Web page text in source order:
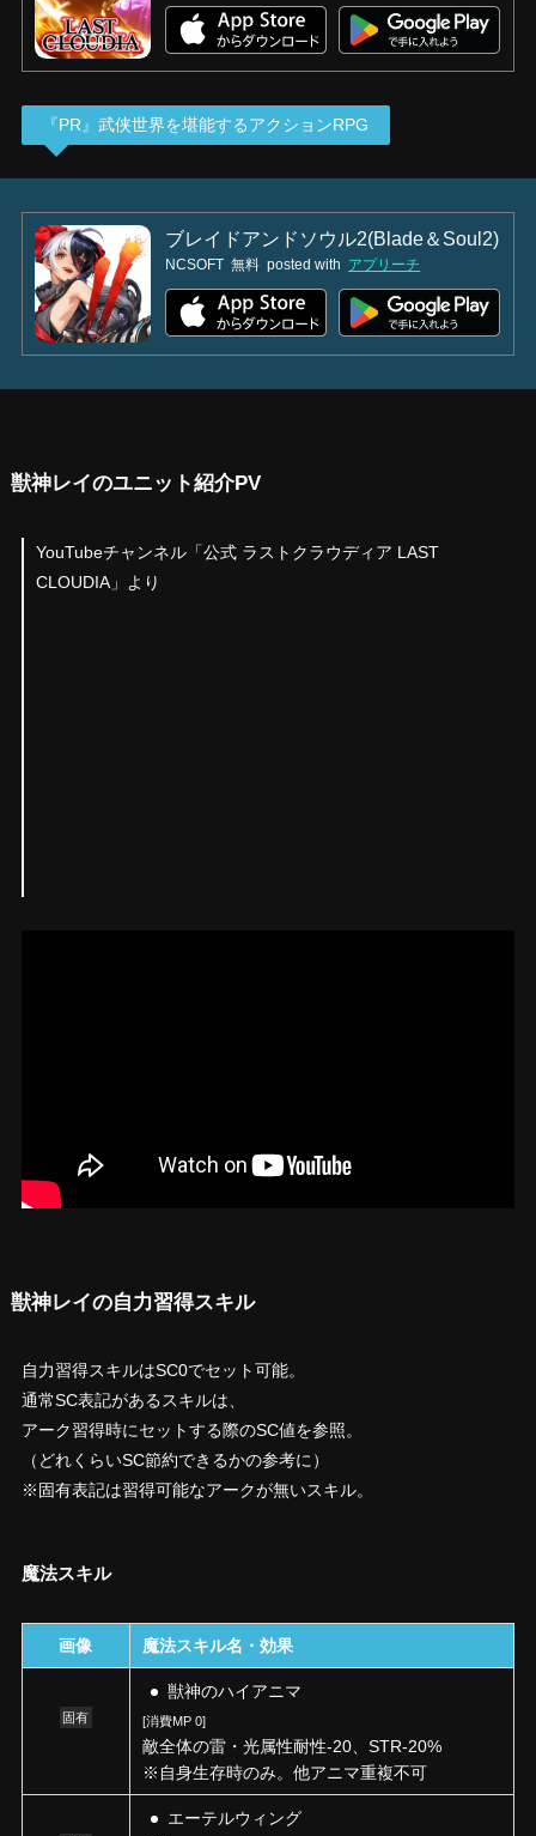
『PR』武侠世界を堪能するアクションRPG
ブレイドアンドソウル2(Blade＆Soul2)
NCSOFT 無料 posted with アプリーチ
獣神レイのユニット紹介PV
YouTubeチャンネル「公式 ラストクラウディア LAST
CLOUDIA」より
獣神レイの自力習得スキル
自力習得スキルはSC0でセット可能。
通常SC表記があるスキルは、
アーク習得時にセットする際のSC値を参照。
（どれくらいSC節約できるかの参考に）
※固有表記は習得可能なアークが無いスキル。
魔法スキル
画像 魔法スキル名・効果
固有
獣神のハイアニマ
[消費MP 0]
敵全体の雷・光属性耐性-20、STR-20%
※自身生存時のみ。他アニマ重複不可
エーテルウィング